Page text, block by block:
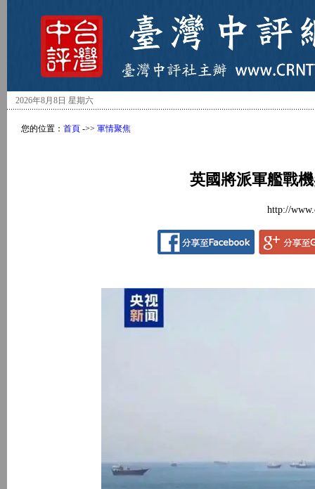
2026年8月8日 星期六
您的位置： 首頁 ->> 軍情聚焦
英國將派軍艦戰
http://